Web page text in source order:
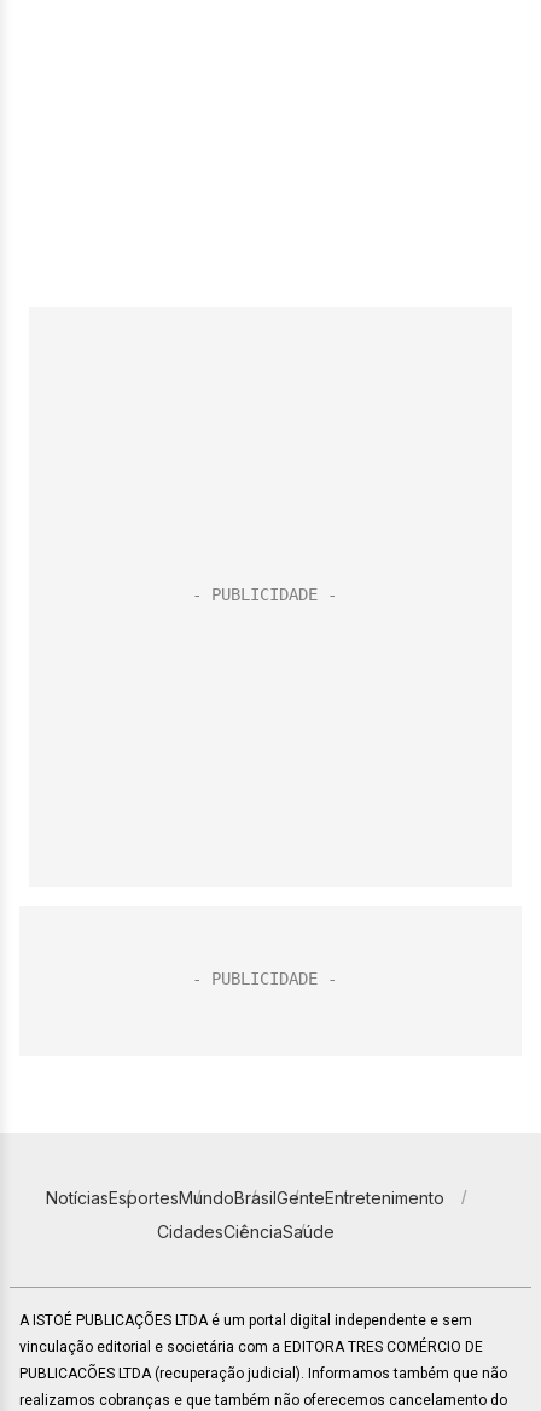
NotíciasEsportesMundoBrasilGenteEntretenimento
CidadesCiênciaSaúde
A ISTOÉ PUBLICAÇÕES LTDA é um portal digital independente e sem
vinculação editorial e societária com a EDITORA TRES COMÉRCIO DE
PUBLICACÕES LTDA (recuperação judicial). Informamos também que não
realizamos cobranças e que também não oferecemos cancelamento do